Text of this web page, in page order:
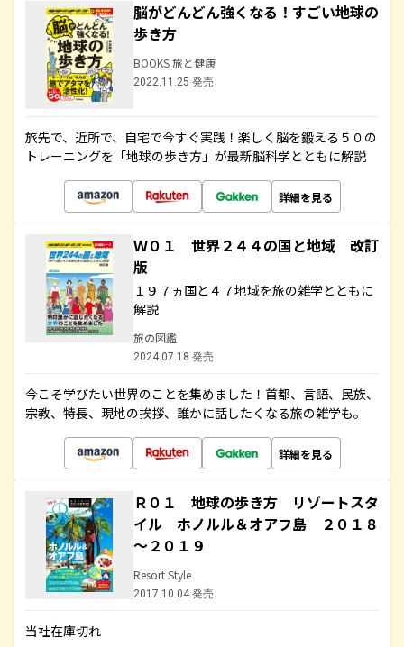
脳がどんどん強くなる！すごい地球の
歩き方
BOOKS 旅と健康
2022.11.25 発売
旅先で、近所で、自宅で今すぐ実践！楽しく脳を鍛える５０の
トレーニングを「地球の歩き方」が最新脳科学とともに解説
詳細を見る
Ｗ０１ 世界２４４の国と地域 改訂
版
１９７ヵ国と４７地域を旅の雑学とともに
解説
旅の図鑑
2024.07.18 発売
今こそ学びたい世界のことを集めました！首都、言語、民族、
宗教、特長、現地の挨拶、誰かに話したくなる旅の雑学も。
詳細を見る
Ｒ０１ 地球の歩き方 リゾートスタ
イル ホノルル＆オアフ島 ２０１８
～２０１９
Resort Style
2017.10.04 発売
当社在庫切れ